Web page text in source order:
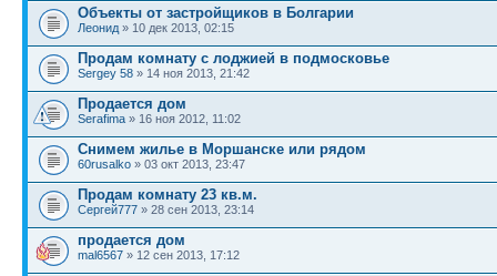
Объекты от застройщиков в Болгарии
Леонид » 10 дек 2013, 02:15
Продам комнату с лоджией в подмосковье
Sergey 58 » 14 ноя 2013, 21:42
Продается дом
Serafima » 16 ноя 2012, 11:02
Снимем жилье в Моршанске или рядом
60rusalko » 03 окт 2013, 23:47
Продам комнату 23 кв.м.
Сергей777 » 28 сен 2013, 23:14
продается дом
mal6567 » 12 сен 2013, 17:12